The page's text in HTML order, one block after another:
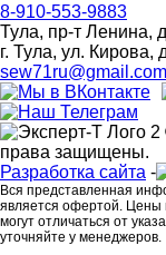
8-910-553-9883
Тула, пр-т Ленина,
г. Тула, ул. Кирова,
sew71ru@gmail.com
права защищены.
Разработка сайта -
Вся представленная
является офертой. Цены
могут отличаться от
уточняйте у менеджеров.